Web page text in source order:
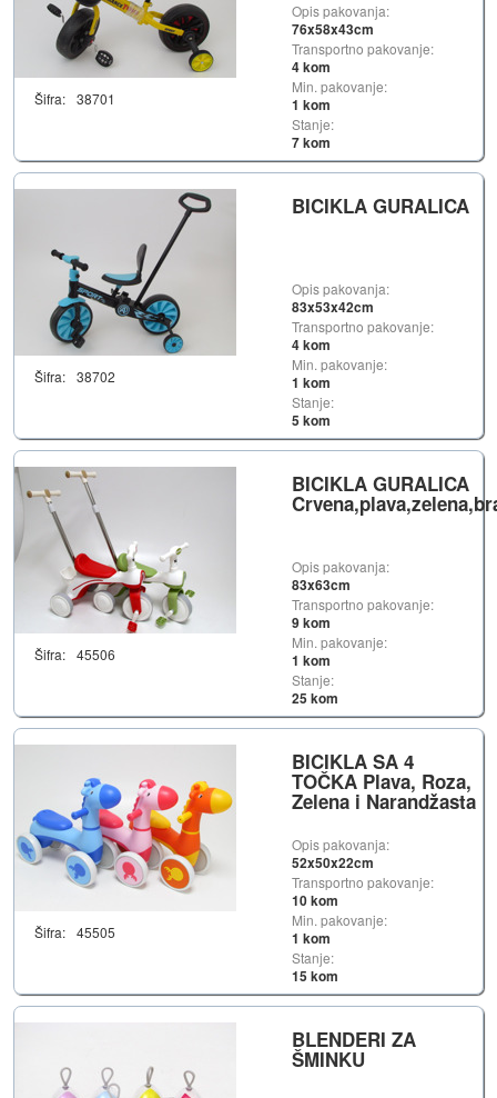
Šifra: 38701
Opis pakovanja:
76x58x43cm
Transportno pakovanje:
4 kom
Min. pakovanje:
1 kom
Stanje:
7 kom
Šifra: 38702
BICIKLA GURALICA
Opis pakovanja:
83x53x42cm
Transportno pakovanje:
4 kom
Min. pakovanje:
1 kom
Stanje:
5 kom
Šifra: 45506
BICIKLA GURALICA
Opis pakovanja:
83x63cm
Transportno pakovanje:
9 kom
Min. pakovanje:
1 kom
Stanje:
25 kom
Šifra: 45505
BICIKLA SA 4
TOČKA Plava, Roza,
Zelena i Narandžasta
Opis pakovanja:
52x50x22cm
Transportno pakovanje:
10 kom
Min. pakovanje:
1 kom
Stanje:
15 kom
BLENDERI ZA
ŠMINKU